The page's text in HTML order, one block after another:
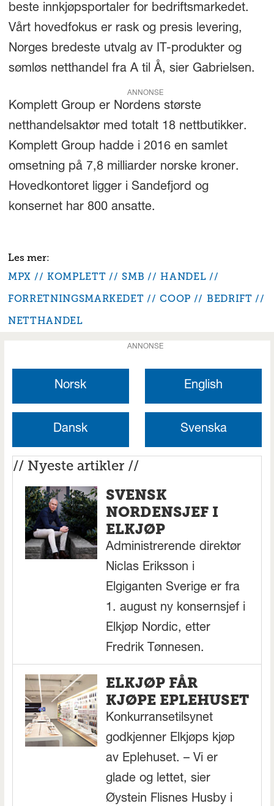
beste innkjøpsportaler for bedriftsmarkedet.
Vårt hovedfokus er rask og presis levering,
Norges bredeste utvalg av IT-produkter og
sømløs netthandel fra A til Å, sier Gabrielsen.
ANNONSE
Komplett Group er Nordens største
netthandelsaktør med totalt 18 nettbutikker.
Komplett Group hadde i 2016 en samlet
omsetning på 7,8 milliarder norske kroner.
Hovedkontoret ligger i Sandefjord og
konsernet har 800 ansatte.
MPX KOMPLETT SMB
HANDEL
FORRETNINGSMARKEDET
COOP
BEDRIFT
NETTHANDEL
ANNONSE
Norsk English
Dansk Svenska
// Nyeste artikler //
SVENSK
NORDENSJEF I
ELKJØP
Administrerende direktør
Niclas Eriksson i
Elgiganten Sverige er fra
1. august ny konsernsjef i
Elkjøp Nordic, etter
Fredrik Tønnesen.
ELKJØP FÅR
KJØPE EPLEHUSET
Konkurransetilsynet
godkjenner Elkjøps kjøp
av Eplehuset. – Vi er
glade og lettet, sier
Øystein Flisnes Husby i